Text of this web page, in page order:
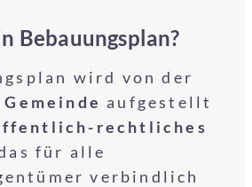
Bebauungsplan?
wird von der
aufgestellt
rechtliches
für alle
verbindlich